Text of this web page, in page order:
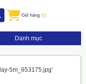
Giỏ hàng (0)
Danh mục